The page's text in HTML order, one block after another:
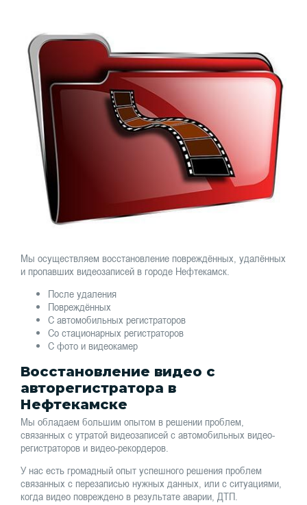
Мы осуществляем восстановление повреждённых, удалённых
и пропавших видеозаписей в городе Нефтекамск.
После удаления
Повреждённых
С автомобильных регистраторов
Со стационарных регистраторов
С фото и видеокамер
Восстановление видео с
авторегистратора в
Нефтекамске
Мы обладаем большим опытом в решении проблем,
связанных с утратой видеозаписей с автомобильных видео-
регистраторов и видео-рекордеров.
У нас есть громадный опыт успешного решения проблем
связанных с перезаписью нужных данных, или с ситуациями,
когда видео повреждено в результате аварии, ДТП.